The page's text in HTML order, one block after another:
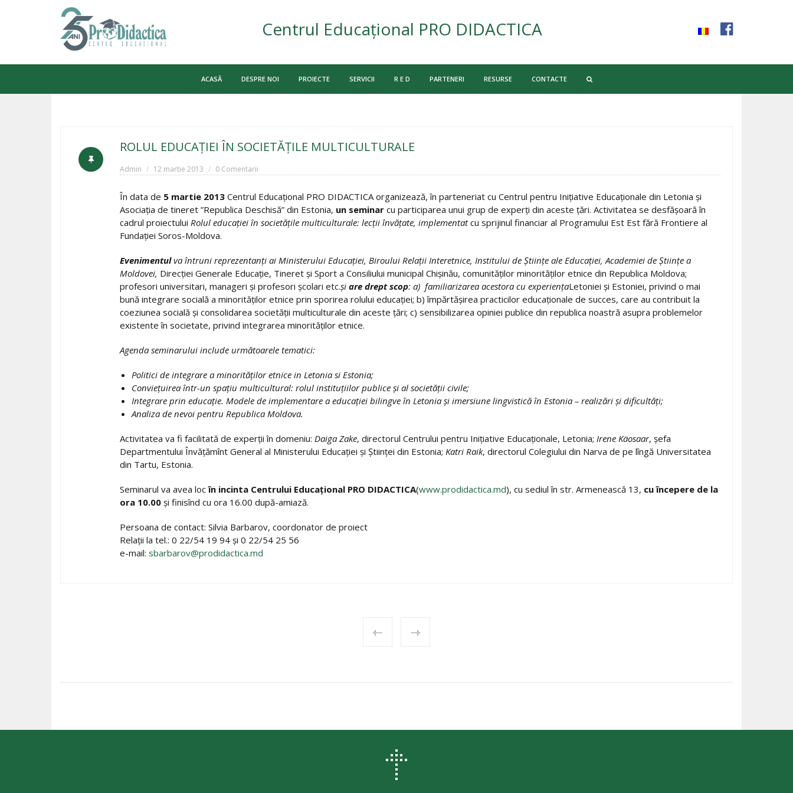
Centrul Educațional PRO DIDACTICA
ACASĂ DESPRE NOI PROIECTE SERVICII R E D PARTENERI RESURSE CONTACTE
ROLUL EDUCAŢIEI ÎN SOCIETĂŢILE MULTICULTURALE
Admin 12 martie 2013 0 Comentarii
În data de 5 martie 2013 Centrul Educaţional PRO DIDACTICA organizează, în parteneriat cu Centrul pentru Iniţiative Educaţionale din Letonia şi
Asociaţia de tineret ”Republica Deschisă” din Estonia, un seminar cu participarea unui grup de experţi din aceste ţări. Activitatea se desfăşoară în
cadrul proiectului Rolul educaţiei în societăţile multiculturale: lecţii învăţate, implementatcu sprijinul financiar al Programului Est Est fără Frontiere al
Fundaţiei Soros-Moldova.
Evenimentulva întruni reprezentanţi ai Ministerului Educaţiei, Biroului Relaţii Interetnice, Institului de Ştiinţe ale Educaţiei, Academiei de Ştiinţe a
Moldovei, Direcţiei Generale Educaţie, Tineret şi Sport a Consiliului municipal Chişinău, comunităţilor minorităţilor etnice din Republica Moldova;
profesori universitari, manageri şi profesori şcolari etc.şi are drept scop: a) familiarizarea acestora cu experienţaLetoniei şi Estoniei, privind o mai
bună integrare socială a minorităţilor etnice prin sporirea rolului educaţiei; b) împărtăşirea practicilor educaţionale de succes, care au contribuit la
coeziunea socială şi consolidarea societăţii multiculturale din aceste ţări; c) sensibilizarea opiniei publice din republica noastră asupra problemelor
existente în societate, privind integrarea minorităţilor etnice.
Agenda seminarului include următoarele tematici:
Politici de integrare a minorităţilor etnice in Letonia si Estonia;
Convieţuirea într-un spaţiu multicultural: rolul instituţiilor publice şi al societăţii civile;
Integrare prin educaţie. Modele de implementare a educaţiei bilingve în Letonia şi imersiune lingvistică în Estonia – realizări şi dificultăţi;
Analiza de nevoi pentru Republica Moldova.
Activitatea va fi facilitată de experţii în domeniu: Daiga Zake, directorul Centrului pentru Iniţiative Educaţionale, Letonia; Irene Käosaar, şefa
Departmentului Învăţămînt General al Ministerului Educaţiei şi Ştiinţei din Estonia; Katri Raik, directorul Colegiului din Narva de pe lîngă Universitatea
din Tartu, Estonia.
Seminarul va avea locîn incinta Centrului Educaţional PRO DIDACTICA(www.prodidactica.md), cu sediul în str. Armenească 13, cu începere de la
ora 10.00 şi finisînd cu ora 16.00 după-amiază.
Persoana de contact: Silvia Barbarov, coordonator de proiect
Relaţii la tel.: 0 22/54 19 94 şi 0 22/54 25 56
e-mail: sbarbarov@prodidactica.md
NAVIGATION